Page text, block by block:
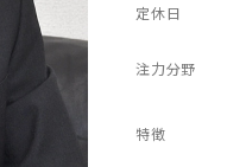
定休日
注力分野
特徴